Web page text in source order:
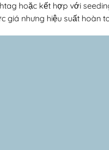
hoặc kết hợp với
giá nhưng hiệu suất hoàn